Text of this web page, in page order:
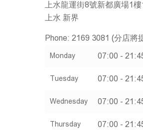
上水龍運街8號新都廣場1
上水 新界
Phone: 2169 3081 (分店將
Monday 07:00 -
Tuesday 07:00 -
Wednesday 07:00 -
Thursday 07:00 -